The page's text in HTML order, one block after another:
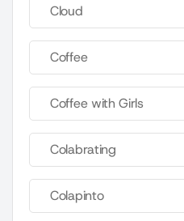
Cloud
Coffee
Coffee with Girls
Colabrating
Colapinto